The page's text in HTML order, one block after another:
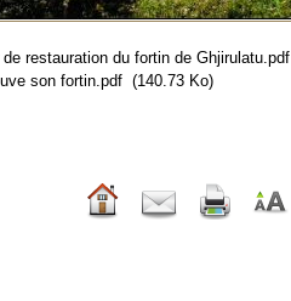
restauration du fortin de Ghjirulatu.pdf
son fortin.pdf (140.73 Ko)